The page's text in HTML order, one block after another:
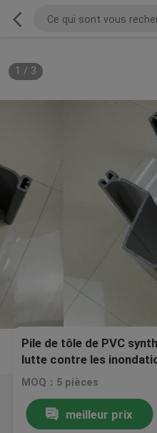
1 / 3
Pile de tôle de PVC
lutte contre les
MOQ：5 pièces
meilleur prix